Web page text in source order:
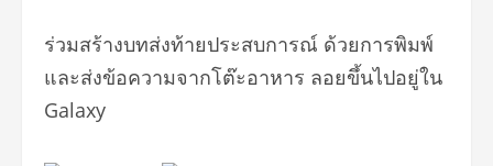
ร่วมสร้างบทส่งท้ายประสบการณ์ ด้วยการพิมพ์
และส่งข้อความจากโต๊ะอาหาร ลอยขึ้นไปอยู่ใน
Galaxy